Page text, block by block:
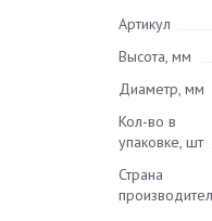
Артикул
Высота, мм
Диаметр, мм
Кол-во в
упаковке, шт
Страна